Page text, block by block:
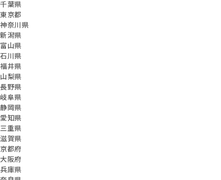
千葉県
東京都
神奈川県
新潟県
富山県
石川県
福井県
山梨県
長野県
岐阜県
静岡県
愛知県
三重県
滋賀県
京都府
大阪府
兵庫県